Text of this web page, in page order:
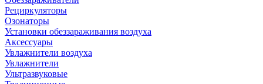
Рециркуляторы
Озонаторы
Установки обеззараживания воздуха
Аксессуары
Увлажнители воздуха
Увлажнители
Ультразвуковые